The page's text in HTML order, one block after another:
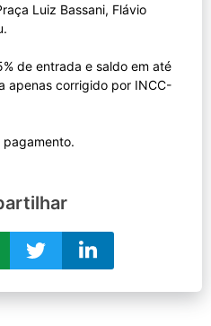
Luiz Bassani, Flávio
de entrada e saldo em até
apenas corrigido por INCC-